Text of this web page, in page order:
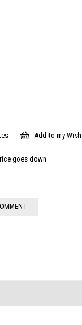
Add to my
goes down